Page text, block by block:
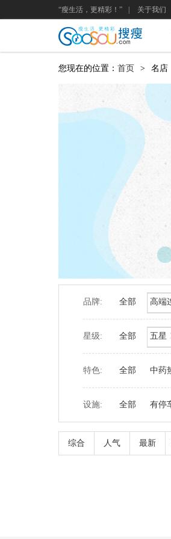
“瘦生活，更精彩！” 关于我们
您现在的位置： 首页 > 名店
品牌: 全部 高端
星级: 全部 五星
特色: 全部 中药
设施: 全部 有停
综合 人气 最新